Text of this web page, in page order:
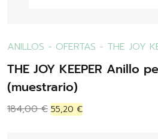
ANILLOS - OFERTAS - THE JOY
THE JOY KEEPER Anillo
(muestrario)
184,00€ 55,20 €